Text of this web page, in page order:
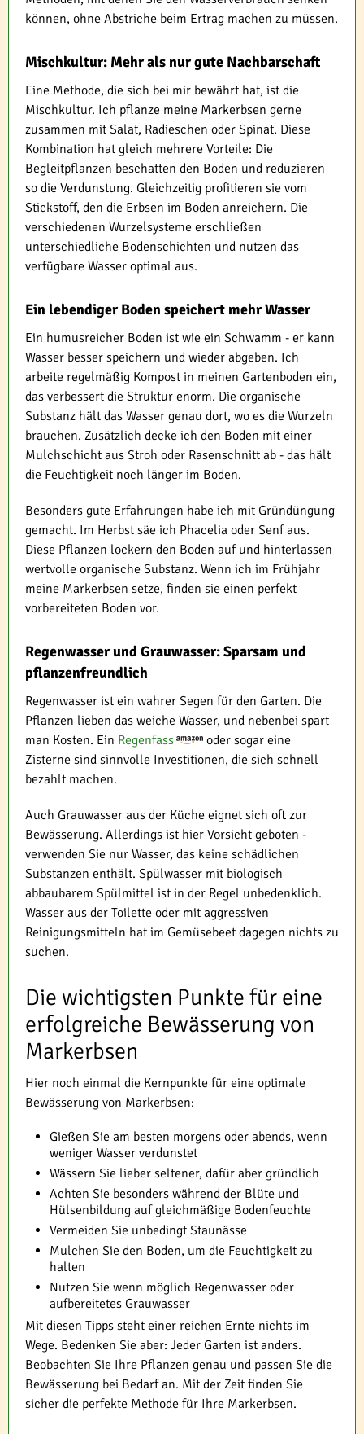
können, ohne Abstriche beim Ertrag machen zu müssen.
Mischkultur: Mehr als nur gute Nachbarschaft
Eine Methode, die sich bei mir bewährt hat, ist die
Mischkultur. Ich pflanze meine Markerbsen gerne
zusammen mit Salat, Radieschen oder Spinat. Diese
Kombination hat gleich mehrere Vorteile: Die
Begleitpflanzen beschatten den Boden und reduzieren
so die Verdunstung. Gleichzeitig profitieren sie vom
Stickstoff, den die Erbsen im Boden anreichern. Die
verschiedenen Wurzelsysteme erschließen
unterschiedliche Bodenschichten und nutzen das
verfügbare Wasser optimal aus.
Ein lebendiger Boden speichert mehr Wasser
Ein humusreicher Boden ist wie ein Schwamm - er kann
Wasser besser speichern und wieder abgeben. Ich
arbeite regelmäßig Kompost in meinen Gartenboden ein,
das verbessert die Struktur enorm. Die organische
Substanz hält das Wasser genau dort, wo es die Wurzeln
brauchen. Zusätzlich decke ich den Boden mit einer
Mulchschicht aus Stroh oder Rasenschnitt ab - das hält
die Feuchtigkeit noch länger im Boden.
Besonders gute Erfahrungen habe ich mit Gründüngung
gemacht. Im Herbst säe ich Phacelia oder Senf aus.
Diese Pflanzen lockern den Boden auf und hinterlassen
wertvolle organische Substanz. Wenn ich im Frühjahr
meine Markerbsen setze, finden sie einen perfekt
vorbereiteten Boden vor.
Regenwasser und Grauwasser: Sparsam und
pflanzenfreundlich
Regenwasser ist ein wahrer Segen für den Garten. Die
Pflanzen lieben das weiche Wasser, und nebenbei spart
man Kosten. Ein Regenfass
oder sogar eine
Zisterne sind sinnvolle Investitionen, die sich schnell
bezahlt machen.
Auch Grauwasser aus der Küche eignet sich oft zur
Bewässerung. Allerdings ist hier Vorsicht geboten -
verwenden Sie nur Wasser, das keine schädlichen
Substanzen enthält. Spülwasser mit biologisch
abbaubarem Spülmittel ist in der Regel unbedenklich.
Wasser aus der Toilette oder mit aggressiven
Reinigungsmitteln hat im Gemüsebeet dagegen nichts zu
suchen.
Die wichtigsten Punkte für eine
erfolgreiche Bewässerung von
Markerbsen
Hier noch einmal die Kernpunkte für eine optimale
Bewässerung von Markerbsen:
Gießen Sie am besten morgens oder abends, wenn
weniger Wasser verdunstet
Wässern Sie lieber seltener, dafür aber gründlich
Achten Sie besonders während der Blüte und
Hülsenbildung auf gleichmäßige Bodenfeuchte
Vermeiden Sie unbedingt Staunässe
Mulchen Sie den Boden, um die Feuchtigkeit zu
halten
Nutzen Sie wenn möglich Regenwasser oder
aufbereitetes Grauwasser
Mit diesen Tipps steht einer reichen Ernte nichts im
Wege. Bedenken Sie aber: Jeder Garten ist anders.
Beobachten Sie Ihre Pflanzen genau und passen Sie die
Bewässerung bei Bedarf an. Mit der Zeit finden Sie
sicher die perfekte Methode für Ihre Markerbsen.